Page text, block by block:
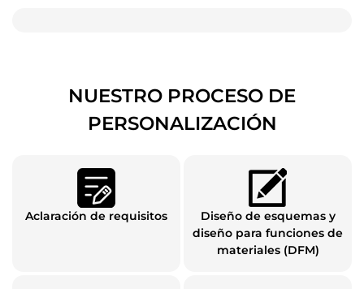
NUESTRO PROCESO DE
PERSONALIZACIÓN
Aclaración de requisitos
Diseño de esquemas y
diseño para funciones de
materiales (DFM)